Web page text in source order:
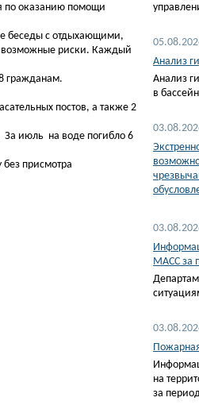
по оказанию помощи
беседы с отдыхающими,
возможные риски. Каждый
гражданам.
постов, а также 2
июль на воде погибло 6
присмотра
Анализ
Анализ
в
МАСС за
на
за